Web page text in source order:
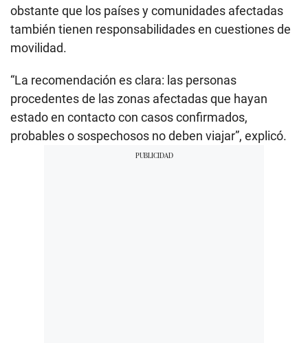
obstante que los países y comunidades afectadas
también tienen responsabilidades en cuestiones de
movilidad.
“La recomendación es clara: las personas
procedentes de las zonas afectadas que hayan
estado en contacto con casos confirmados,
probables o sospechosos no deben viajar”, explicó.